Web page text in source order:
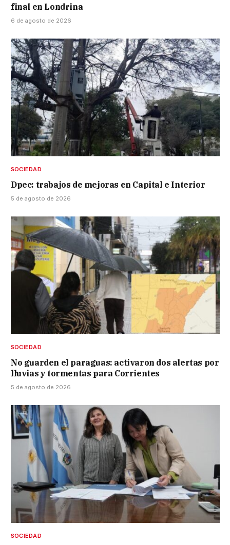
final en Londrina
6 de agosto de 2026
SOCIEDAD
Dpec: trabajos de mejoras en Capital e Interior
5 de agosto de 2026
SOCIEDAD
No guarden el paraguas: activaron dos alertas por
lluvias y tormentas para Corrientes
5 de agosto de 2026
SOCIEDAD